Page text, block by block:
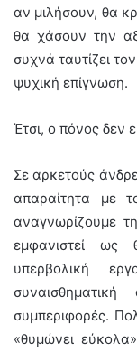
αν μιλήσουν, θα
θα χάσουν την
συχνά ταυτίζει
ψυχική επίγνωση.
Έτσι, ο πόνος δεν
Σε αρκετούς
απαραίτητα με
αναγνωρίζουμε
εμφανιστεί ως
υπερβολική
συμπεριφορές.
«θυμώνει